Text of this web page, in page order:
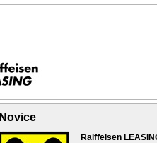
Novice
Raiffeisen